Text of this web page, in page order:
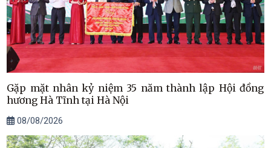
Gặp mặt nhân kỷ niệm 35 năm thành lập Hội đồng
hương Hà Tĩnh tại Hà Nội
08/08/2026